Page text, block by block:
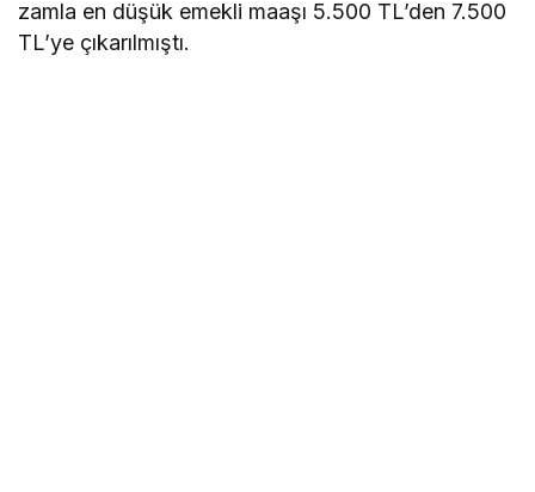
zamla en düşük emekli maaşı 5.500 TL’den 7.500
TL’ye çıkarılmıştı.